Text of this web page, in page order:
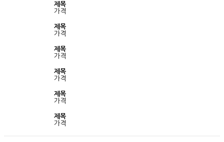
제목
가격
제목
가격
제목
가격
제목
가격
제목
가격
제목
가격